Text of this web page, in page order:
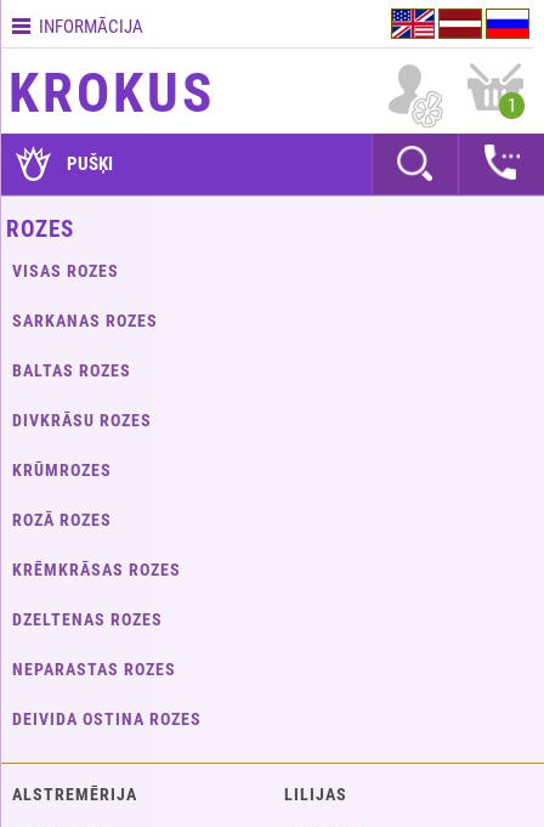
Kontakti
Piegādes
GARANTIJAS
apmaksāt?
Kā
pasūtījumu?
INFORMĀCIJA
KROKUS 1
PUŠĶI
ROZES
VISAS ROZES
SARKANAS ROZES
BALTAS ROZES
DIVKRĀSU ROZES
KRŪMROZES
ROZĀ ROZES
KRĒMKRĀSAS ROZES
DZELTENAS ROZES
NEPARASTAS ROZES
DEIVIDA OSTINA ROZES
ALSTREMĒRIJA LILIJAS